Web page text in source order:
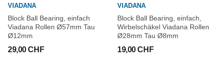
VIADANA
Block Ball Bearing, einfach
Viadana Rollen Ø57mm Tau
Ø12mm
29,00 CHF
VIADANA
Block Ball Bearing, einfach,
Wirbelschäkel Viadana Rollen
Ø28mm Tau Ø8mm
19,00 CHF